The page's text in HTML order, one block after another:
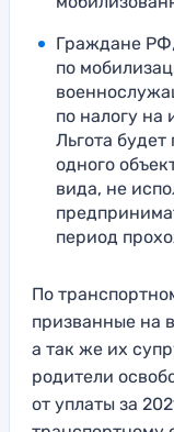
Граждане
по
по налогу на
Льгота
одного
вида, не
период
По
призванные на
а так же их
родители
от уплаты за